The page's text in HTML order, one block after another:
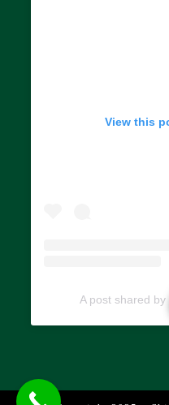
View this
A post shared by